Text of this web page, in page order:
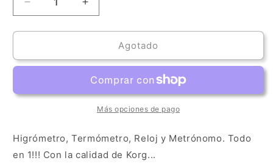
Reducir
cantidad
para
Humidi-
Aumentar
cantidad
para
Humidi-
Agotado
Más opciones de pago
Higrómetro, Termómetro, Reloj y Metrónomo. Todo
en 1!!! Con la calidad de Korg...